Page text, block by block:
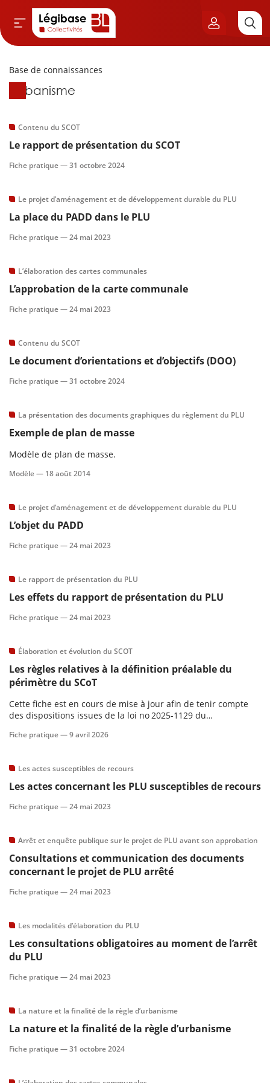
& Cimetières
& Élu local
Finances locales
Base de connaissances
Base de connaissances
Urbanisme
Contenu du SCOT
Le rapport de présentation du SCOT
Fiche pratique —31 octobre 2024
Le projet d’aménagement et de développement durable du PLU
La place du PADD dans le PLU
Fiche pratique —24 mai 2023
L’élaboration des cartes communales
L’approbation de la carte communale
Fiche pratique —24 mai 2023
Contenu du SCOT
Le document d’orientations et d’objectifs (DOO)
Fiche pratique —31 octobre 2024
La présentation des documents graphiques du règlement du PLU
Exemple de plan de masse
Modèle de plan de masse.
Modèle — 18 août 2014
Le projet d’aménagement et de développement durable du PLU
L’objet du PADD
Fiche pratique —24 mai 2023
Le rapport de présentation du PLU
Les effets du rapport de présentation du PLU
Fiche pratique —24 mai 2023
Élaboration et évolution du SCOT
Les règles relatives à la définition préalable du
périmètre du SCoT
Cette fiche est en cours de mise à jour afin de tenir compte
des dispositions issues de la loi no 2025-1129 du
du logement.
Fiche pratique —9 avril 2026
Les actes susceptibles de recours
Les actes concernant les PLU susceptibles de recours
Fiche pratique —24 mai 2023
Arrêt et enquête publique sur le projet de PLU avant son approbation
Consultations et communication des documents
concernant le projet de PLU arrêté
Fiche pratique —24 mai 2023
Les modalités d’élaboration du PLU
Les consultations obligatoires au moment de l’arrêt
du PLU
Fiche pratique —24 mai 2023
La nature et la finalité de la règle d’urbanisme
La nature et la finalité de la règle d’urbanisme
Fiche pratique —31 octobre 2024